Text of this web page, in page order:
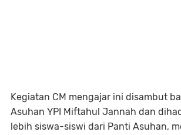
Kegiatan CM mengajar ini disambut
Asuhan YPI Miftahul Jannah dan
lebih siswa-siswi dari Panti Asuhan,